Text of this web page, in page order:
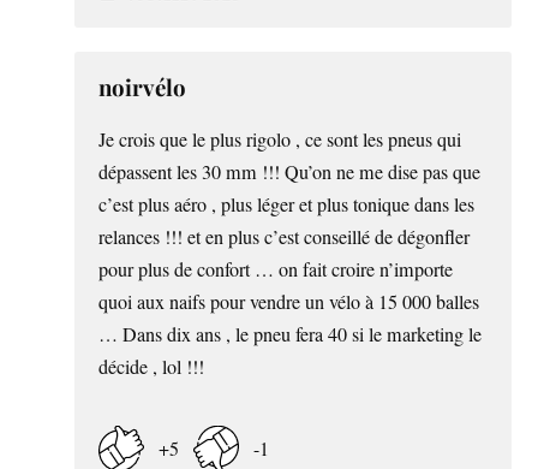
noirvélo
Je crois que le plus rigolo , ce sont les pneus qui
dépassent les 30 mm !!! Qu’on ne me dise pas que
c’est plus aéro , plus léger et plus tonique dans les
relances !!! et en plus c’est conseillé de dégonfler
pour plus de confort … on fait croire n’importe
quoi aux naifs pour vendre un vélo à 15 000 balles
… Dans dix ans , le pneu fera 40 si le marketing le
décide , lol !!!
+5 -1